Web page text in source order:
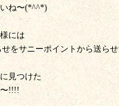
ね〜(*^^*)
には
をサニーポイントから送ら
見つけた
!!!!